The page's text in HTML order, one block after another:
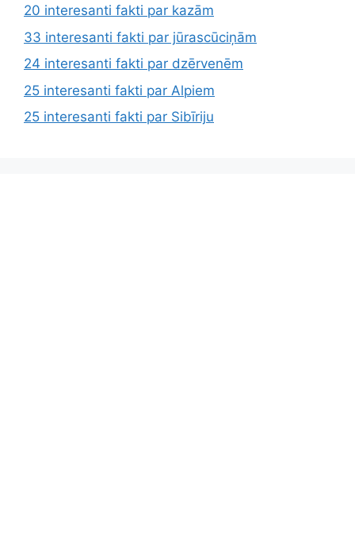
20 interesanti fakti par kazām
33 interesanti fakti par jūrascūciņām
24 interesanti fakti par dzērvenēm
25 interesanti fakti par Alpiem
25 interesanti fakti par Sibīriju